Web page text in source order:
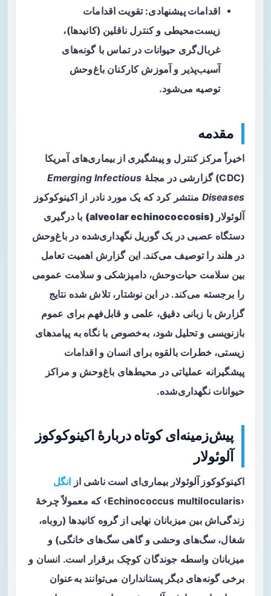
اقدامات پیشنهادی: تقویت اقدامات
زیست‌محیطی و کنترل ناقلین (کانیدها)،
غربال‌گری حیوانات در تماس با گونه‌های
آسیب‌پذیر و آموزش کارکنان باغ‌وحش
توصیه می‌شود.
مقدمه
اخیراً مرکز کنترل و پیشگیری از بیماری‌های آمریکا
(CDC) گزارشی در مجلهٔ
Emerging Infectious
Diseases منتشر کرد که یک مورد نادر ازاکینوکوکوز
آلوئولار (alveolar echinococcosis)
با درگیری
دستگاه عصبی در یک گوریل نگهداری‌شده در باغ‌وحش
در هلند را توصیف می‌کند. این گزارش اهمیت تعامل
بین سلامت حیات‌وحش، دامپزشکی و سلامت عمومی
را برجسته می‌کند. در این نوشتار، تلاش شده نتایج
گزارش با زبانی دقیق، علمی و قابل‌فهم برای عموم
بازنویسی و تحلیل شود، به‌خصوص با نگاه به پیامدهای
زیستی، خطرات بالقوه برای انسان و اقدامات
پیشگیرانه عملیاتی در محیط‌های باغ‌وحش و مراکز
حیوانات نگهداری‌شده.
پیش‌زمینه‌ای کوتاه دربارهٔ اکینوکوکوز
آلوئولار
اکینوکوکوز آلوئولار بیماری‌ای است ناشی از انگل
‹Echinococcus multilocularis› که معمولاً چرخهٔ
زندگی‌اش بین میزبانان نهایی از گروه کانیدها (روباه،
شغال، سگ‌های وحشی و گاهی سگ‌های خانگی) و
میزبانان واسطه جوندگان کوچک برقرار است. انسان و
برخی گونه‌های دیگر پستانداران می‌توانند به‌عنوان